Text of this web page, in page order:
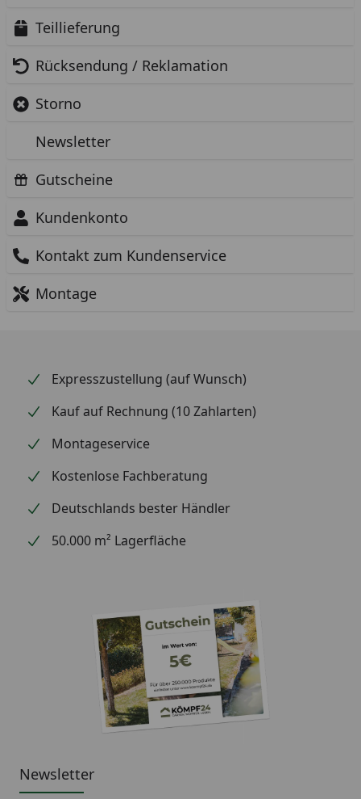
Teillieferung
Rücksendung / Reklamation
Storno
Newsletter
Gutscheine
Kundenkonto
Kontakt zum Kundenservice
Montage
Expresszustellung (auf Wunsch)
Kauf auf Rechnung (10 Zahlarten)
Montageservice
Kostenlose Fachberatung
Deutschlands bester Händler
50.000 m² Lagerfläche
Newsletter